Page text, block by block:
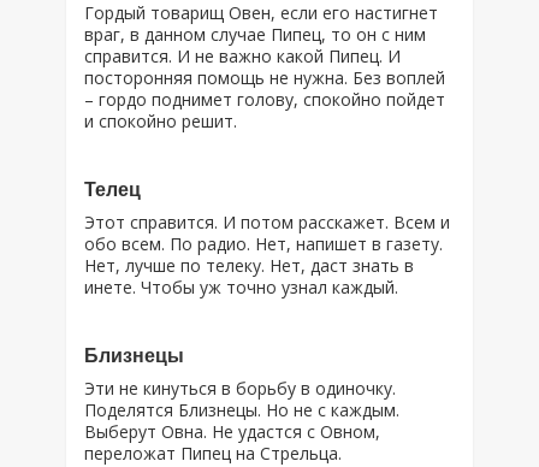
Гордый товарищ Овен, если его настигнет
враг, в данном случае Пипец, то он с ним
справится. И не важно какой Пипец. И
посторонняя помощь не нужна. Без воплей
– гордо поднимет голову, спокойно пойдет
и спокойно решит.
Телец
Этот справится. И потом расскажет. Всем и
обо всем. По радио. Нет, напишет в газету.
Нет, лучше по телеку. Нет, даст знать в
инете. Чтобы уж точно узнал каждый.
Близнецы
Эти не кинуться в борьбу в одиночку.
Поделятся Близнецы. Но не с каждым.
Выберут Овна. Не удастся с Овном,
переложат Пипец на Стрельца.